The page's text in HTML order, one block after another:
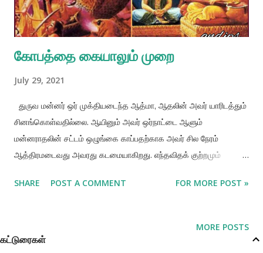
ஆசைகள் மற்றும் புலனின்பங்களை திருப்தி செய்ய ஏங்குவது. 😠
க்ரோதம் : காமம் நிறைவேறா...
கோபத்தை கையாலும் முறை
July 29, 2021
துருவ மன்னர் ஒர் முக்தியடைந்த ஆத்மா, ஆதலின் அவர் யாரிடத்தும்
சினங்கொள்வதில்லை. ஆயினும் அவர் ஒர்நாட்டை ஆளும்
மன்னராதலின் சட்டம் ஒழுங்கை காப்பதற்காக அவர் சில நேரம்
ஆத்திரமடைவது அவரது கடமையாகிறது. எந்தவிதக் குற்றமும்
அதனால் அக்குற்றவாளியைக் கொல்வது (உயிருக்குப்பதில் உயிர்)
அளவிற்குத் தண்டித்தார். ஆனால் சினமானது நாம் அதிகப்படுத்தினால்
SHARE POST A COMMENT FOR MORE POST »
MORE POSTS
கட்டுரைகள்